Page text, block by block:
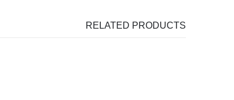
RELATED PRODUCTS